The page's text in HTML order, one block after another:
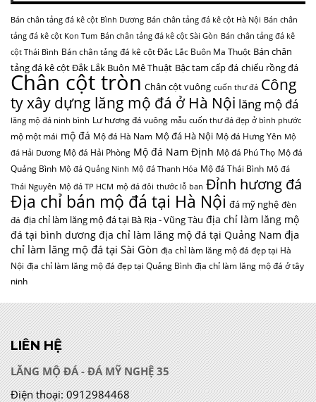
Bán chân tảng đá kê cột Bình Dương Bán chân tảng đá kê cột Hà Nội Bán chân
tảng đá kê cột Kon Tum Bán chân tảng đá kê cột Sài Gòn Bán chân tảng đá kê
cột Thái Bình Bán chân tảng đá kê cột Đắc Lắc Buôn Ma Thuột Bán chân
tảng đá kê cột Đắk Lắk Buôn Mê Thuật Bậc tam cấp đá chiếu rồng đá
Chân cột tròn Chân cột vuông cuốn thư đá Công
ty xây dựng lăng mộ đá ở Hà Nội lăng mộ đá
lăng mộ đá ninh bình Lư hương đá vuông mẫu cuốn thư đá đẹp ở bình phước
mộ một mái mộ đá Mộ đá Hà Nam Mộ đá Hà Nội Mộ đá Hưng Yên Mộ
đá Hải Dương Mộ đá Hải Phòng Mộ đá Nam Định Mộ đá Phú Thọ Mộ đá
Quảng Bình Mộ đá Quảng Ninh Mộ đá Thanh Hóa Mộ đá Thái Bình Mộ đá
Thái Nguyên Mộ đá TP HCM mộ đá đôi thước lỗ ban Đỉnh hương đá
Địa chỉ bán mộ đá tại Hà Nội đá mỹ nghệ đèn
đá địa chỉ làm lăng mộ đá tại Bà Rịa - Vũng Tàu địa chỉ làm lăng mộ
đá tại bình dương địa chỉ làm lăng mộ đá tại Quảng Nam địa
chỉ làm lăng mộ đá tại Sài Gòn địa chỉ làm lăng mộ đá đẹp tại Hà
Nội địa chỉ làm lăng mộ đá đẹp tại Quảng Bình địa chỉ làm lăng mộ đá ở tây
ninh
LIÊN HỆ
LĂNG MỘ ĐÁ - ĐÁ MỸ NGHỆ 35
Điện thoại: 0912984468